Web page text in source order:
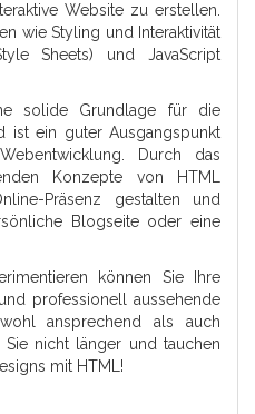
Website zu erstellen.
wie Styling und Interaktivität
Sheets) und JavaScript
solide Grundlage für die
ist ein guter Ausgangspunkt
Durch das
Konzepte von HTML
Präsenz gestalten und
Blogseite oder eine
können Sie Ihre
professionell aussehende
ansprechend als auch
nicht länger und tauchen
mit HTML!